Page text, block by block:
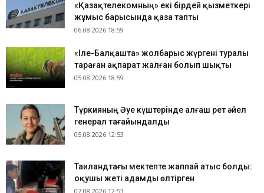
«Қазақтелекомның» екі бірдей қызметкері
жұмыс барысында қаза тапты
06.08.2026 18:59
«Іле-Балқашта» жолбарыс жүргені туралы
тараған ақпарат жалған болып шықты
05.08.2026 18:59
Түркияның Әуе күштерінде алғаш рет әйел
генерал тағайындалды
05.08.2026 12:53
Таиландтағы мектепте жаппай атыс болды:
оқушы жеті адамды өлтірген
07.08.2026 12:53